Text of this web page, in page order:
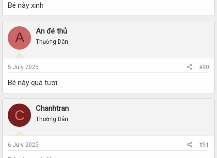
Bé này xinh
A An đé thủ
Thường Dân
5 July 2025 #90
Bé này quá tươi
C Chanhtran
Thường Dân
6 July 2025 #91